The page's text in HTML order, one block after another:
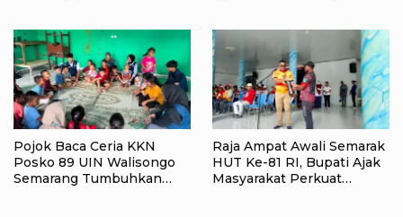
Pojok Baca Ceria KKN
Posko 89 UIN Walisongo
Semarang Tumbuhkan
Raja Ampat Awali Semarak
HUT Ke-81 RI, Bupati Ajak
Masyarakat Perkuat